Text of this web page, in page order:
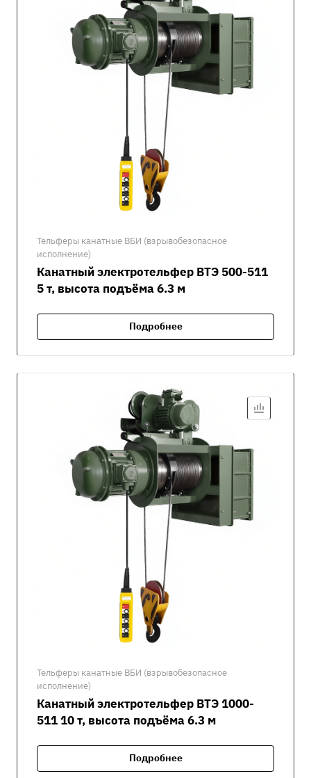
Тельферы канатные ВБИ (взрывобезопасное
исполнение)
Канатный электротельфер ВТЭ 500-511
5 т, высота подъёма 6.3 м
Подробнее
Тельферы канатные ВБИ (взрывобезопасное
исполнение)
Канатный электротельфер ВТЭ 1000-
511 10 т, высота подъёма 6.3 м
Подробнее